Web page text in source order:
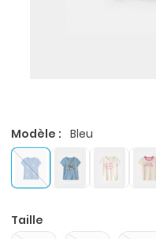
Modèle : Bleu
Taille